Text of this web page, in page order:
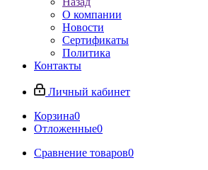
О компании
Новости
Сертификаты
Политика
Контакты
Личный кабинет
Корзина0
Отложенные0
Сравнение товаров0